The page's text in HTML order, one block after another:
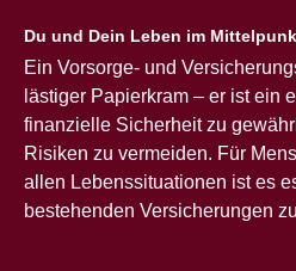
Du und Dein Leben im
Ein Vorsorge- und
lästiger Papierkram – er ist ein
finanzielle Sicherheit zu
Risiken zu vermeiden. Für
allen Lebenssituationen ist es
bestehenden Versicherungen